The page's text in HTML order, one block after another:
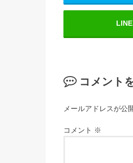
LINE
コメント
メールアドレスが公
コメント ※